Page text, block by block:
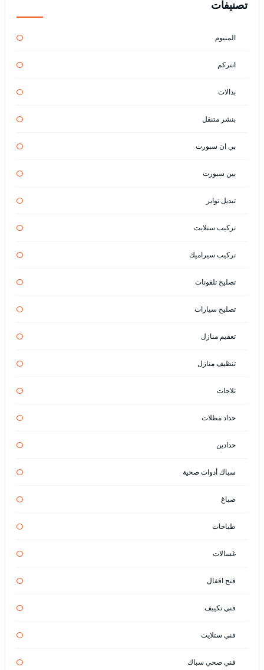
تصنيفات
المنيوم
انتركم
بدالات
بنشر متنقل
بي ان سبورت
بين سبورت
تبديل تواير
تركيب ستلايت
تركيب سيراميك
تصليح تلفونات
تصليح سيارات
تعقيم منازل
تنظيف منازل
ثلاجات
حداد مظلات
حدادين
سباك أدوات صحية
صباغ
طباخات
غسالات
فتح اقفال
فني تكييف
فني ستلايت
فني صحي سباك